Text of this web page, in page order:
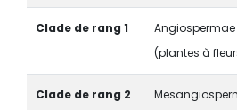
Clade de rang 1
(plantes à
Clade de rang 2